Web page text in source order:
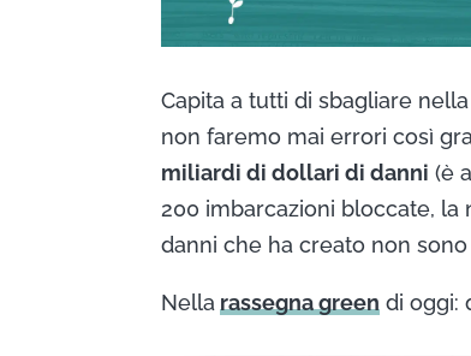
Capita a tutti di sbagliare
non faremo mai errori così
miliardi di dollari di danni (è
200 imbarcazioni bloccate, la
danni che ha creato non
Nella rassegna green di oggi: